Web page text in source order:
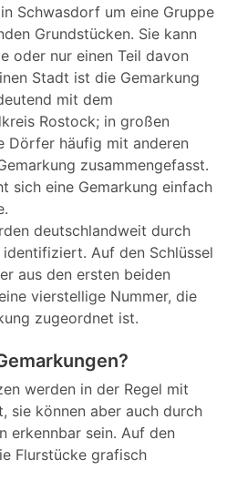
Schwasdorf um eine Gruppe
Grundstücken. Sie kann
oder nur einen Teil davon
Stadt ist die Gemarkung
mit dem
Rostock; in großen
Dörfer häufig mit anderen
zusammengefasst.
sich eine Gemarkung einfach
deutschlandweit durch
identifiziert. Auf den Schlüssel
aus den ersten beiden
vierstellige Nummer, die
zugeordnet ist.
werden in der Regel mit
sie können aber auch durch
erkennbar sein. Auf den
Flurstücke grafisch